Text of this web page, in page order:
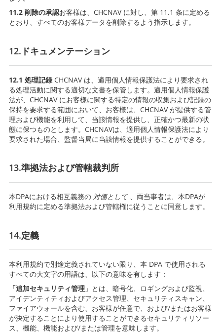
11.2 削除の承認お客様は、CHCNAV に対し、第 11.1 条に定める
とおり、すべてのお客様データを削除するよう指示します。
12.ドキュメンテーション
12.1 処理記録 CHCNAV は、適用個人情報保護法により要求され
る処理活動に関する適切な文書を保管します。適用個人情報保護
法が、CHCNAV にお客様に関する特定の情報の収集および記録の
保持を要求する範囲において、お客様は、CHCNAV が提供する管
理および機能を利用して、当該情報を提供し、正確かつ最新の状
態に保つものとします。CHCNAVは、適用個人情報保護法により
要求された場合、監督当局に当該情報を提供することができる。
13.準拠法および管轄裁判所
本DPAにおける相互義務の 対価として 、両当事者は、本DPAが
利用規約に定める準拠法および管轄権に従うことに同意します。
14.定義
本利用規約で別途定義されていない限り、本 DPA で使用される
すべての大文字の用語は、以下の意味を有します：
「追加セキュリティ管理 」とは、暗号化、ロギングおよび監視、
アイデンティティおよびアクセス管理、セキュリティスキャン、
ファイアウォールを含む、お客様が任意で、および/またはお客様
が決定することにより使用することができるセキュリティリソー
ス、機能、機能および/または管理を意味します。